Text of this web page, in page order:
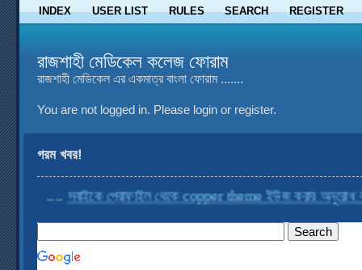
INDEX USER LIST RULES SEARCH REGISTER
রাজশাহী মেডিকেল কলেজ ফোরাম
রাজশাহী মেডিকেল এর একমাত্র বাংলা ফোরাম .......
You are not logged in. Please login or register.
গরম খবর!
সবাইকে প্রোফাইল থেকে copper theme ইউজ করার অনুরোধ করা